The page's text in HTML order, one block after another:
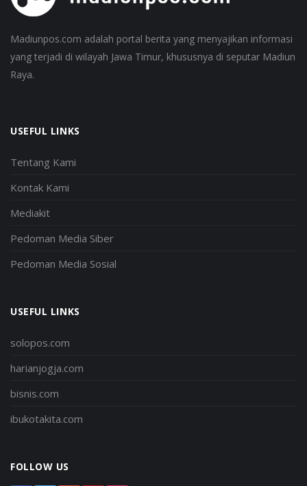
Madiunpos.com adalah portal berita yang menyajikan informasi
yang terjadi di wilayah Jawa Timur, khususnya di seputar Madiun
Raya.
USEFUL LINKS
Tentang Kami
Kontak Kami
Mediakit
Pedoman Media Siber
Pedoman Media Sosial
USEFUL LINKS
solopos.com
harianjogja.com
bisnis.com
ibukotakita.com
FOLLOW US